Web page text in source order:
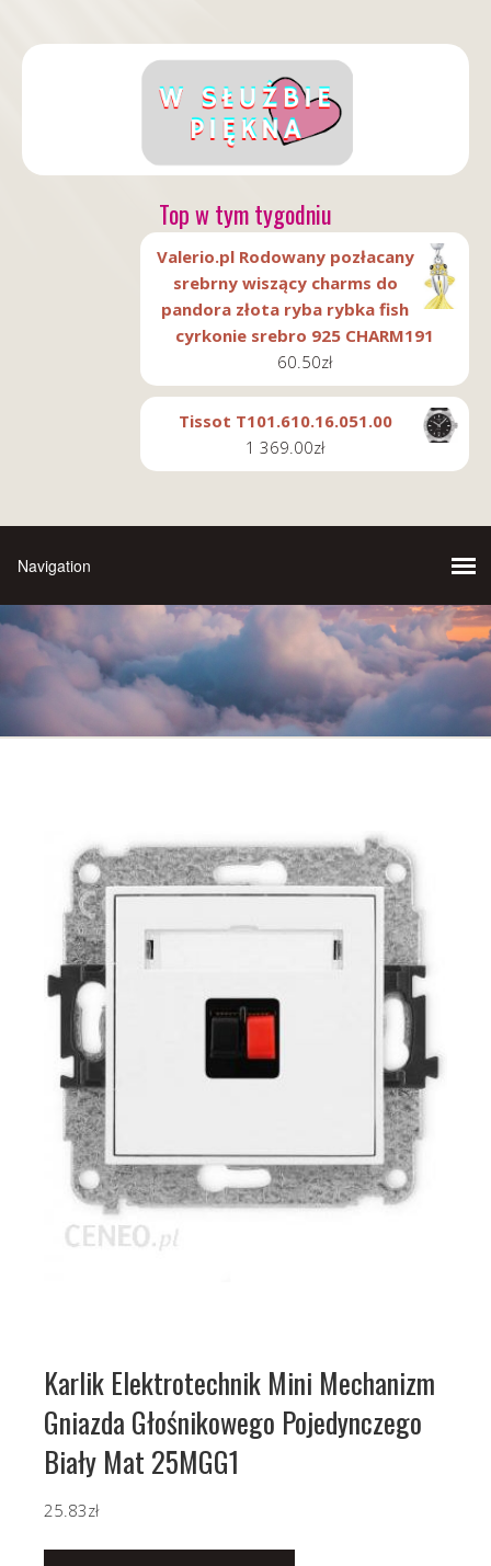
Top w tym tygodniu
Valerio.pl Rodowany pozłacany
srebrny wiszący charms do
pandora złota ryba rybka fish
cyrkonie srebro 925 CHARM191
60.50zł
Tissot T101.610.16.051.00
1 369.00zł
Karlik Elektrotechnik Mini Mechanizm
Gniazda Głośnikowego Pojedynczego
Biały Mat 25MGG1
25.83zł